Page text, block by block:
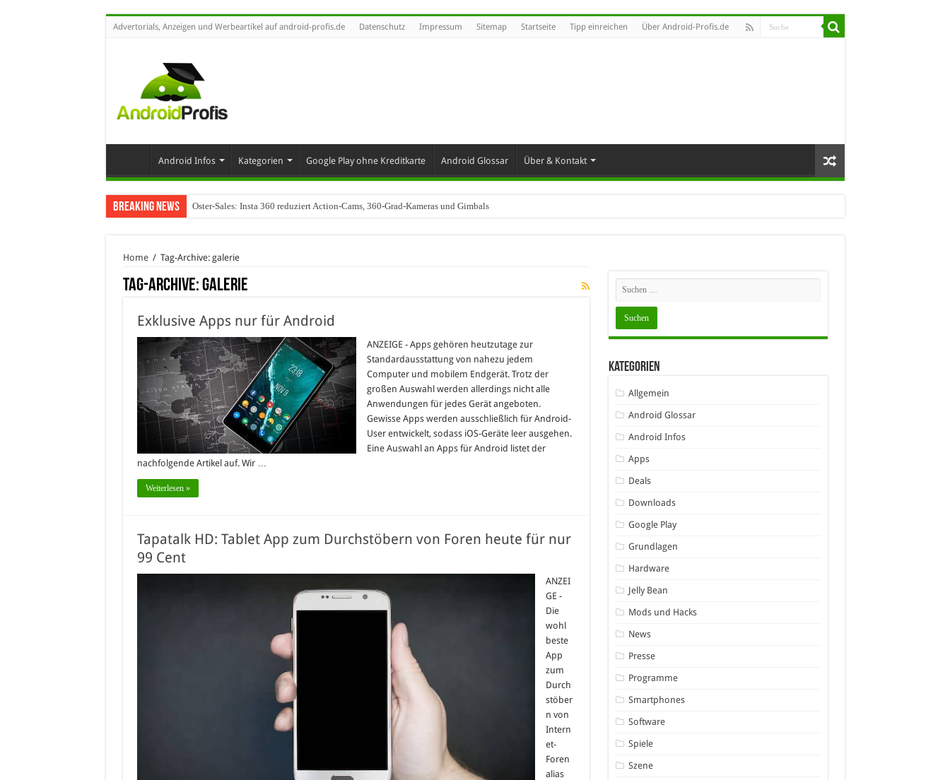
Advertorials, Anzeigen und Werbeartikel auf android-profis.de Datenschutz Impressum Sitemap Startseite Tipp einreichen Über Android-Profis.de
Android Infos Kategorien Google Play ohne Kreditkarte Android Glossar Über & Kontakt
Breaking News Oster-Sales: Insta 360 reduziert Action-Cams, 360-Grad-Kameras und Gimbals
Wenn Technologie auf Automobilindustrie trifft – SAP Automotive als Motor des Wandels
Home / Tag-Archive: galerie
Tag-Archive:galerie
Exklusive Apps nur für Android
ANZEIGE - Apps gehören heutzutage zur
Standardausstattung von nahezu jedem
Computer und mobilem Endgerät. Trotz der
großen Auswahl werden allerdings nicht alle
Anwendungen für jedes Gerät angeboten.
Gewisse Apps werden ausschließlich für Android-
User entwickelt, sodass iOS-Geräte leer ausgehen.
Eine Auswahl an Apps für Android listet der
nachfolgende Artikel auf. Wir …
Weiterlesen »
Tapatalk HD: Tablet App zum Durchstöbern von Foren heute für nur
99 Cent
ANZEI
GE -
Die
wohl
beste
App
zum
Durch
stöber
n von
Intern
et-
Foren
alias
Kategorien
Allgemein
Android Glossar
Android Infos
Apps
Deals
Downloads
Google Play
Grundlagen
Hardware
Jelly Bean
Mods und Hacks
News
Presse
Programme
Smartphones
Software
Spiele
Szene